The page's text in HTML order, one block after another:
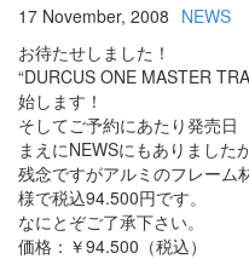
17 November, 2008 NEWS
お待たせしました！
“DURCUS ONE MASTER
始します！
そしてご予約にあたり発売日
まえにNEWSにもありました
残念ですがアルミのフレーム
様で税込94.500円です。
なにとぞご了承下さい。
価格：￥94.500（税込）